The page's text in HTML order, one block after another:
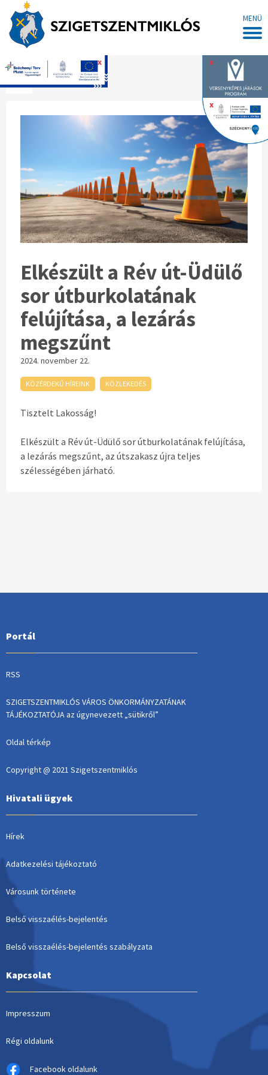
MENÜ
x
x
x
Főoldal
Elkészült a Rév út-Üdülő
sor útburkolatának
felújítása, a lezárás
megszűnt
2024. november 22.
KÖZÉRDEKŰ HÍREINK KÖZLEKEDÉS
Tisztelt Lakosság!
Elkészült a Rév út-Üdülő sor útburkolatának felújítása,
a lezárás megszűnt, az útszakasz újra teljes
szélességében járható.
Portál
RSS
SZIGETSZENTMIKLÓS VÁROS ÖNKORMÁNYZATÁNAK
TÁJÉKOZTATÓJA az úgynevezett „sütikről”
Oldal térkép
Copyright @ 2021 Szigetszentmiklós
Hivatali ügyek
Hírek
Adatkezelési tájékoztató
Városunk története
Belső visszaélés-bejelentés
Belső visszaélés-bejelentés szabályzata
Kapcsolat
Impresszum
Régi oldalunk
Facebook oldalunk